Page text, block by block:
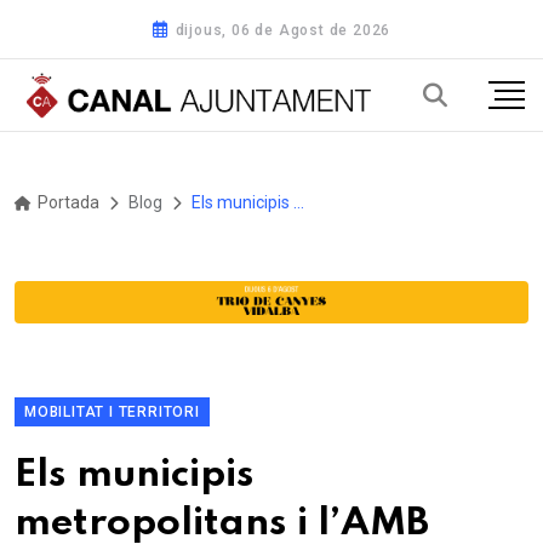
dijous, 06 de Agost de 2026
Portada Blog
MOBILITAT I TERRITORI
Els municipis
metropolitans i l’AMB